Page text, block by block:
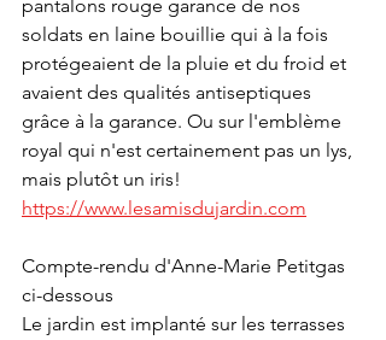
pantalons rouge garance de nos
soldats en laine bouillie qui à la fois
protégeaient de la pluie et du froid et
avaient des qualités antiseptiques
grâce à la garance. Ou sur l'emblème
royal qui n'est certainement pas un lys,
mais plutôt un iris!
https://www.lesamisdujardin.com
Compte-rendu d'Anne-Marie Petitgas
ci-dessous
Le jardin est implanté sur les terrasses